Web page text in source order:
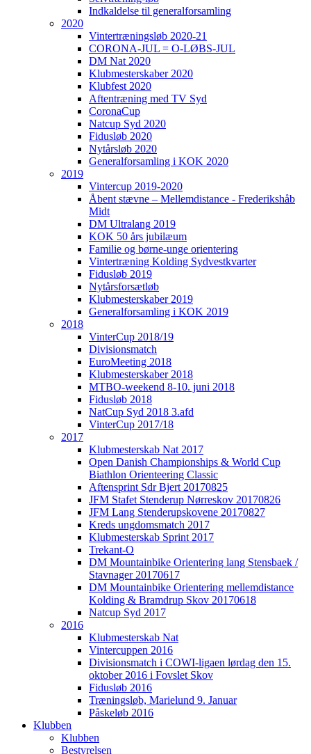
Indkaldelse til generalforsamling
2020
Vintertræningsløb 2020-21
CORONA-JUL = O-LØBS-JUL
DM Nat 2020
Klubmesterskaber 2020
Klubfest 2020
Aftentræning med TV Syd
CoronaCup
Natcup Syd 2020
Fidusløb 2020
Nytårsløb 2020
Generalforsamling i KOK 2020
2019
Vintercup 2019-2020
Åbent stævne – Mellemdistance - Frederikshåb
Midt
DM Ultralang 2019
KOK 50 års jubilæum
Familie og børne-unge orientering
Vintertræning Kolding Sydvestkvarter
Fidusløb 2019
Nytårsforsætløb
Klubmesterskaber 2019
Generalforsamling i KOK 2019
2018
VinterCup 2018/19
Divisionsmatch
EuroMeeting 2018
Klubmesterskaber 2018
MTBO-weekend 8-10. juni 2018
Fidusløb 2018
NatCup Syd 2018 3.afd
VinterCup 2017/18
2017
Klubmesterskab Nat 2017
Open Danish Championships & World Cup
Biathlon Orienteering Classic
Aftensprint Sdr Bjert 20170825
JFM Stafet Stenderup Nørreskov 20170826
JFM Lang Stenderupskovene 20170827
Kreds ungdomsmatch 2017
Klubmesterskab Sprint 2017
Trekant-O
DM Mountainbike Orientering lang Stensbaek /
Stavnager 20170617
DM Mountainbike Orientering mellemdistance
Kolding & Bramdrup Skov 20170618
Natcup Syd 2017
2016
Klubmesterskab Nat
Vintercuppen 2016
Divisionsmatch i COWI-ligaen lørdag den 15.
oktober 2016 i Fovslet Skov
Fidusløb 2016
Træningsløb, Marielund 9. Januar
Påskeløb 2016
Klubben
Klubben
Bestyrelsen